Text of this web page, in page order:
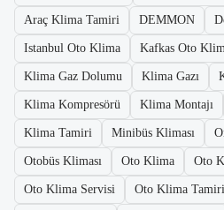
Araç Klima Tamiri DEMMON
Istanbul Oto Klima Kafkas Oto
Klima Gaz Dolumu Klima Gazı
Klima Kompresörü Klima Montajı
Klima Tamiri Minibüs Kliması
Otobüs Kliması Oto Klima Oto
Oto Klima Servisi Oto Klima Tamiri